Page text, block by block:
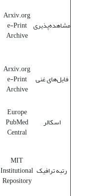
مشاهده‌پذیری
Arxiv.org
e-Print
Archive
فایل‌های غنی
Arxiv.org
e-Print
Archive
اسکالر
Europe
PubMed
Central
رتبه ترافیک
MIT
Institutional
Repository